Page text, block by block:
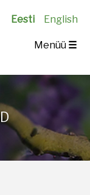
Eesti English
Menüü ☰